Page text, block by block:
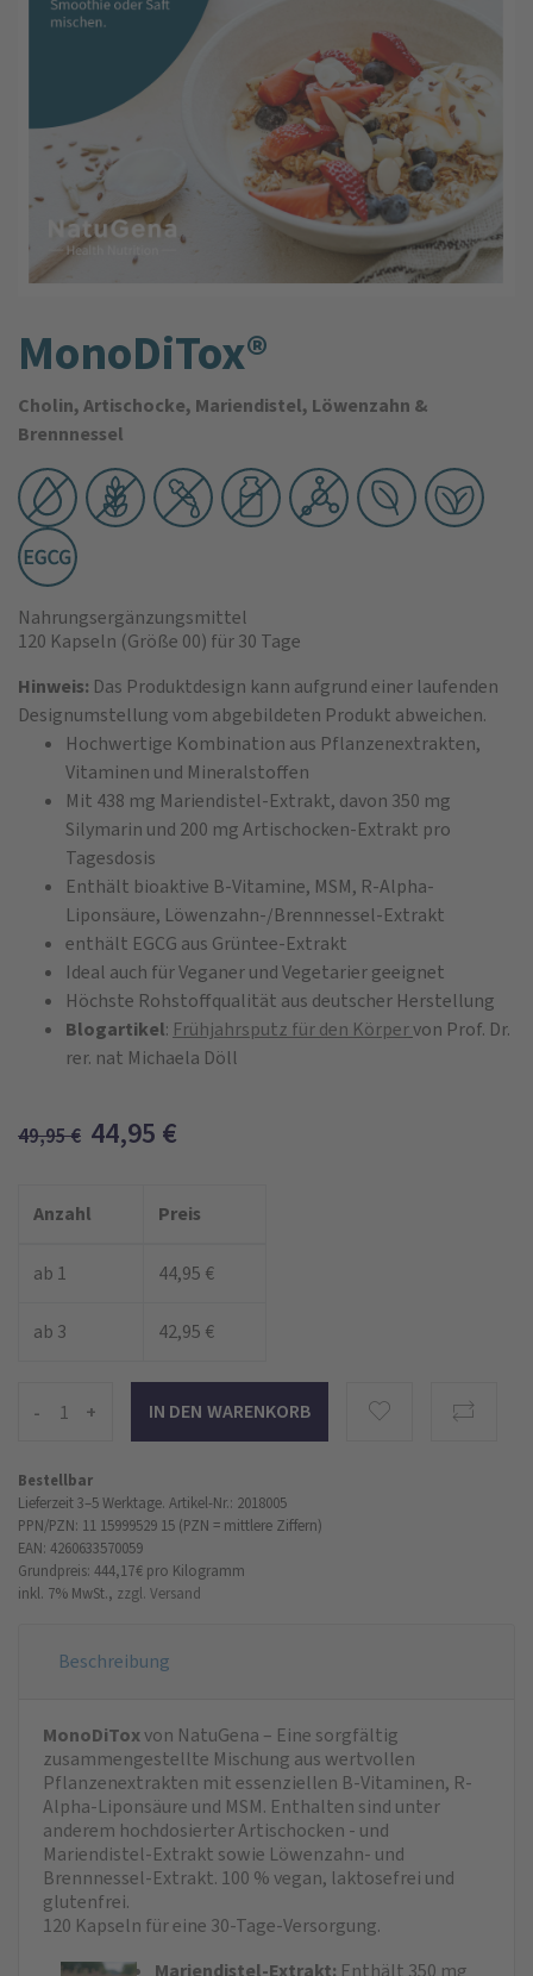
MonoDiTox®
Cholin, Artischocke, Mariendistel, Löwenzahn &
Brennnessel
Nahrungsergänzungsmittel
120 Kapseln (Größe 00) für 30 Tage
Hinweis: Das Produktdesign kann aufgrund einer laufenden
Designumstellung vom abgebildeten Produkt abweichen.
Hochwertige Kombination aus Pflanzenextrakten,
Vitaminen und Mineralstoffen
Mit 438 mg Mariendistel-Extrakt, davon 350 mg
Silymarin und 200 mg Artischocken-Extrakt pro
Tagesdosis
Enthält bioaktive B-Vitamine, MSM, R-Alpha-
Liponsäure, Löwenzahn-/Brennnessel-Extrakt
enthält EGCG aus Grüntee-Extrakt
Ideal auch für Veganer und Vegetarier geeignet
Höchste Rohstoffqualität aus deutscher Herstellung
Blogartikel: Frühjahrsputz für den Körpervon Prof. Dr.
rer. nat Michaela Döll
49,95€ 44,95 €
Anzahl Preis
ab 1 44,95 €
ab 3 42,95 €
- +
Bestellbar
Lieferzeit 3–5 Werktage. Artikel-Nr.: 2018005
PPN/PZN: 11 15999529 15 (PZN = mittlere Ziffern)
EAN: 4260633570059
Grundpreis: 444,17 € pro Kilogramm
inkl. 7% MwSt., zzgl. Versand
Beschreibung
MonoDiToxvon NatuGena – Eine sorgfältig
zusammengestellte Mischung aus wertvollen
Pflanzenextrakten mit essenziellen B-Vitaminen, R-
Alpha-Liponsäure und MSM. Enthalten sind unter
anderem hochdosierter Artischocken - und
Mariendistel-Extrakt sowie Löwenzahn- und
Brennnessel-Extrakt. 100 % vegan, laktosefrei und
glutenfrei.
120 Kapseln für eine 30-Tage-Versorgung.
Mariendistel-Extrakt: Enthält 350 mg